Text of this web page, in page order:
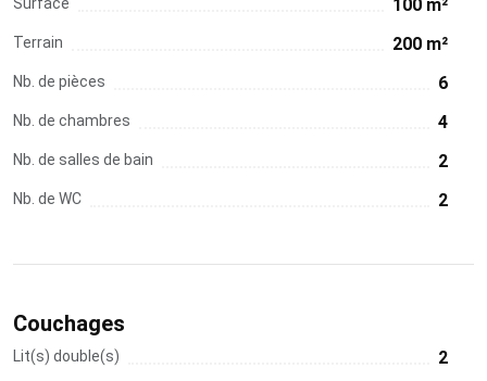
100 m²
Terrain 200 m²
Nb. de pièces 6
Nb. de chambres 4
Nb. de salles de bain 2
Nb. de WC 2
Couchages
Lit(s) double(s) 2